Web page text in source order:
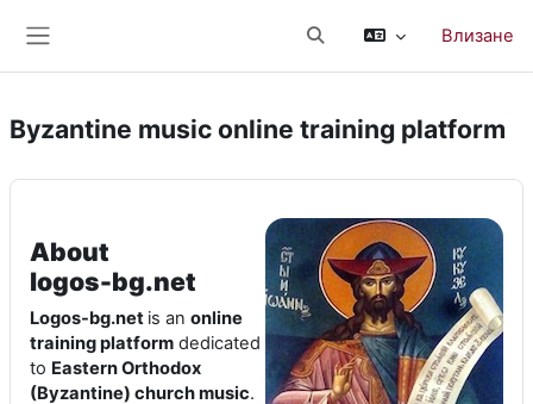
Превключване приВлизане
Byzantine music online training platform
About
logos‑bg.net
Logos-bg.net is an online
training platform dedicated
to Eastern Orthodox
(Byzantine) church music.